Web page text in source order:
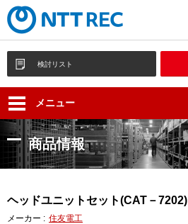
検討リスト
メニュー
商品情報
ヘッドユニットセット(CAT－7202)
メーカー : 住友電工